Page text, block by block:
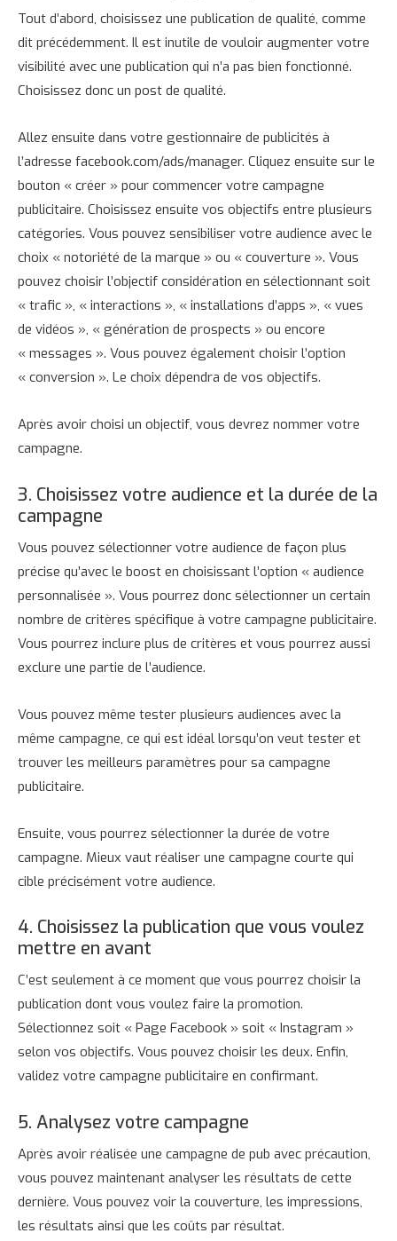
Tout d’abord, choisissez une publication de qualité, comme
dit précédemment. Il est inutile de vouloir augmenter votre
visibilité avec une publication qui n’a pas bien fonctionné.
Choisissez donc un post de qualité.
Allez ensuite dans votre gestionnaire de publicités à
l’adresse facebook.com/ads/manager. Cliquez ensuite sur le
bouton « créer » pour commencer votre campagne
publicitaire. Choisissez ensuite vos objectifs entre plusieurs
catégories. Vous pouvez sensibiliser votre audience avec le
choix « notoriété de la marque » ou « couverture ». Vous
pouvez choisir l’objectif considération en sélectionnant soit
« trafic », « interactions », « installations d’apps », « vues
de vidéos », « génération de prospects » ou encore
« messages ». Vous pouvez également choisir l’option
« conversion ». Le choix dépendra de vos objectifs.
Après avoir choisi un objectif, vous devrez nommer votre
campagne.
3. Choisissez votre audience et la durée de la
campagne
Vous pouvez sélectionner votre audience de façon plus
précise qu’avec le boost en choisissant l’option « audience
personnalisée ». Vous pourrez donc sélectionner un certain
nombre de critères spécifique à votre campagne publicitaire.
Vous pourrez inclure plus de critères et vous pourrez aussi
exclure une partie de l’audience.
Vous pouvez même tester plusieurs audiences avec la
même campagne, ce qui est idéal lorsqu’on veut tester et
trouver les meilleurs paramètres pour sa campagne
publicitaire.
Ensuite, vous pourrez sélectionner la durée de votre
campagne. Mieux vaut réaliser une campagne courte qui
cible précisément votre audience.
4. Choisissez la publication que vous voulez
mettre en avant
C’est seulement à ce moment que vous pourrez choisir la
publication dont vous voulez faire la promotion.
Sélectionnez soit « Page Facebook » soit « Instagram »
selon vos objectifs. Vous pouvez choisir les deux. Enfin,
validez votre campagne publicitaire en confirmant.
5. Analysez votre campagne
Après avoir réalisée une campagne de pub avec précaution,
vous pouvez maintenant analyser les résultats de cette
dernière. Vous pouvez voir la couverture, les impressions,
les résultats ainsi que les coûts par résultat.